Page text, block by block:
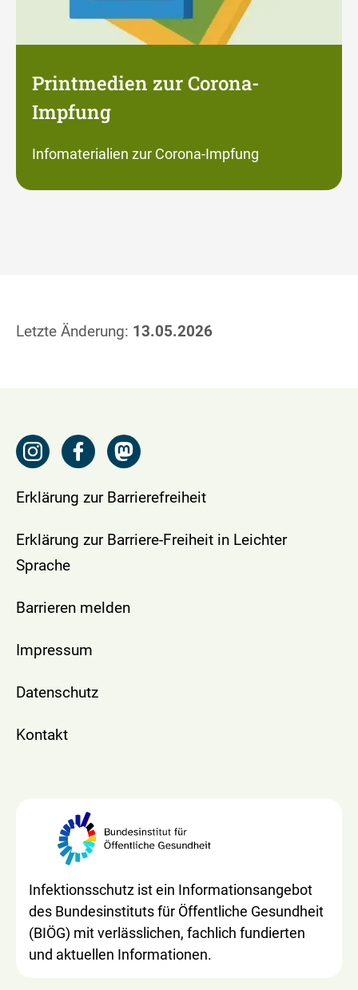
Printmedien zur Corona-
Impfung
Infomaterialien zur Corona-Impfung
Letzte Änderung: 13.05.2026
Erklärung zur Barrierefreiheit
Erklärung zur Barriere-Freiheit in Leichter
Sprache
Barrieren melden
Impressum
Datenschutz
Kontakt
Infektionsschutz ist ein Informationsangebot
des Bundesinstituts für Öffentliche Gesundheit
(BIÖG) mit verlässlichen, fachlich fundierten
und aktuellen Informationen.